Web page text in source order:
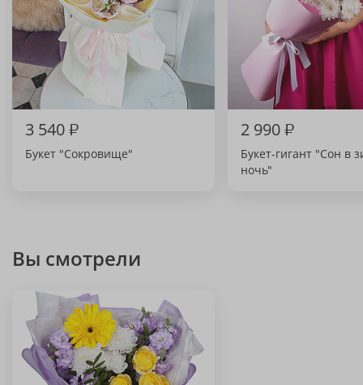
3 540₽
Букет "Сокровище"
2 990₽
Букет-гигант "Сон в
ночь"
Вы смотрели